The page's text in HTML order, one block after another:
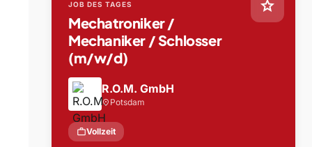
star
JOB DES TAGES
Mechatroniker /
Mechaniker / Schlosser
(m/w/d)
R.O.M. GmbH
location_on Potsdam
workVollzeit